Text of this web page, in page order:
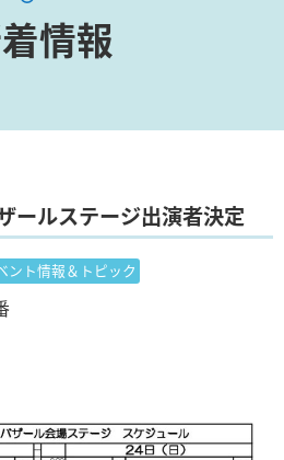
情報
ールステージ出演者決定
ント情報＆トピック